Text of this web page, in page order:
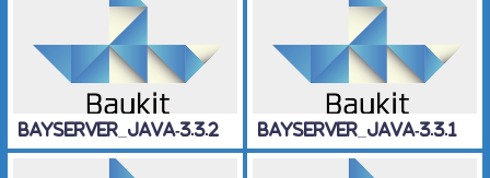
BayServer_Java-3.3.2 BayServer_Java-3.3.1